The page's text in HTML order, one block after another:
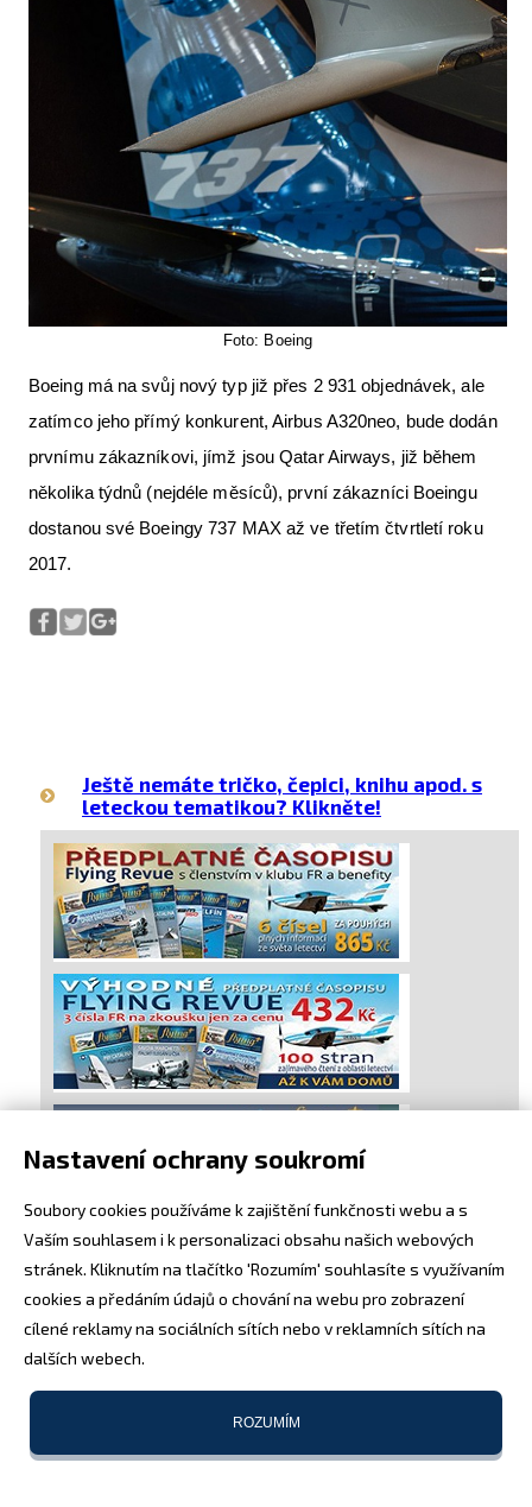
Foto: Boeing
Boeing má na svůj nový typ již přes 2 931 objednávek, ale
zatímco jeho přímý konkurent, Airbus A320neo, bude dodán
prvnímu zákazníkovi, jímž jsou Qatar Airways, již během
několika týdnů (nejdéle měsíců), první zákazníci Boeingu
dostanou své Boeingy 737 MAX až ve třetím čtvrtletí roku
2017.
Ještě nemáte tričko, čepici, knihu apod. s
leteckou tematikou? Klikněte!
Nastavení ochrany soukromí
Soubory cookies používáme k zajištění funkčnosti webu a s
Vaším souhlasem i k personalizaci obsahu našich webových
stránek. Kliknutím na tlačítko 'Rozumím' souhlasíte s využívaním
cookies a předáním údajů o chování na webu pro zobrazení
cílené reklamy na sociálních sítích nebo v reklamních sítích na
dalších webech.
ROZUMÍM